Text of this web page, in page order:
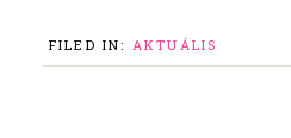
FILED IN: AKTUÁLIS